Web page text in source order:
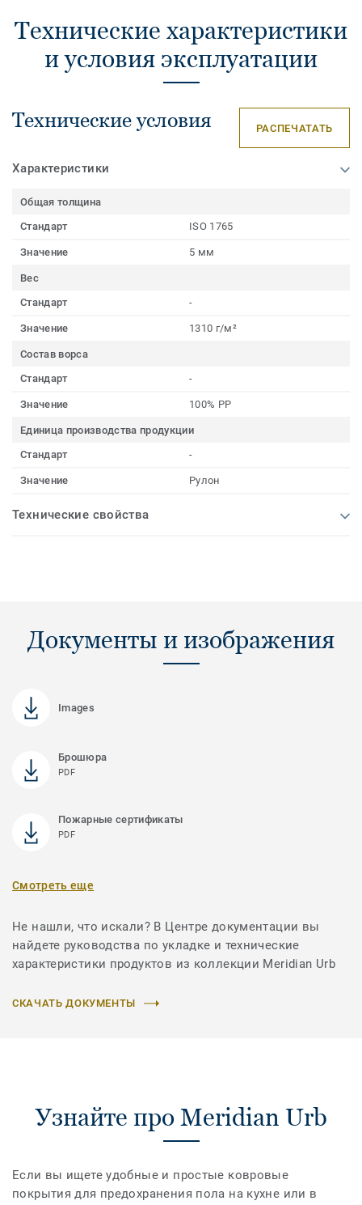
Технические характеристики
и условия эксплуатации
Технические условия РАСПЕЧАТАТЬ
Характеристики
Общая толщина
Стандарт
ISO 1765
Значение 5 мм
Вес
Стандарт
-
Значение 1310 г/м²
Состав ворса
Стандарт
-
Значение 100% PP
Единица производства продукции
Стандарт
-
Значение Рулон
Технические свойства
Документы и изображения
Images
Брошюра
PDF
Пожарные сертификаты
PDF
Смотреть еще
Не нашли, что искали? В Центре документации вы
найдете руководства по укладке и технические
характеристики продуктов из коллекции Meridian Urb
СКАЧАТЬ ДОКУМЕНТЫ
Узнайте про Meridian Urb
Если вы ищете удобные и простые ковровые
покрытия для предохранения пола на кухне или в